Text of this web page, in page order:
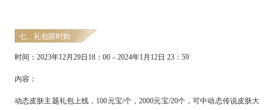
七、礼包限时购
时间： 2023年12月29日 18： 00 – 2024年1 月 12日 23： 59
内容：
动态皮肤主题礼包 上线， 100元宝/个，2000元宝/20个，可中动态传说皮肤大